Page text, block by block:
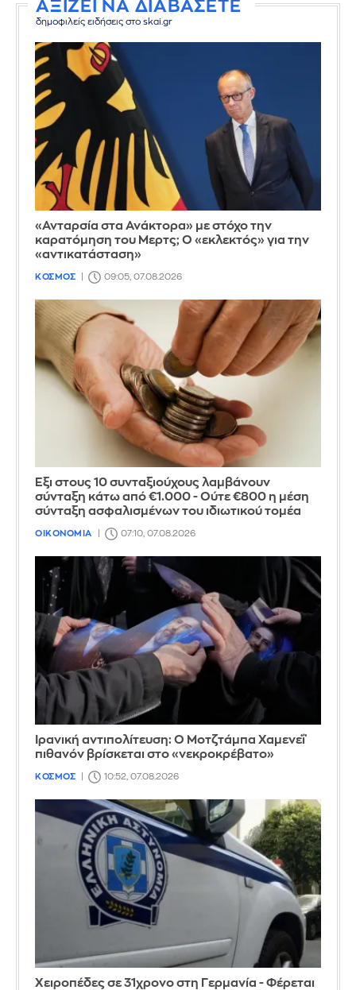
ΑΞΙΖΕΙ ΝΑ ΔΙΑΒΑΣΕΤΕ
δημοφιλείς ειδήσεις στο skai.gr
«Ανταρσία στα Ανάκτορα» με στόχο την
καρατόμηση του Μερτς; Ο «εκλεκτός» για την
«αντικατάσταση»
ΚΟΣΜΟΣ 09:05, 07.08.2026
Έξι στους 10 συνταξιούχους λαμβάνουν
σύνταξη κάτω από €1.000 - Ούτε €800 η μέση
σύνταξη ασφαλισμένων του ιδιωτικού τομέα
ΟΙΚΟΝΟΜΙΑ 07:10, 07.08.2026
Ιρανική αντιπολίτευση: Ο Μοτζτάμπα Χαμενεΐ
πιθανόν βρίσκεται στο «νεκροκρέβατο»
ΚΟΣΜΟΣ 10:52, 07.08.2026
Χειροπέδες σε 31χρονο στη Γερμανία - Φέρεται